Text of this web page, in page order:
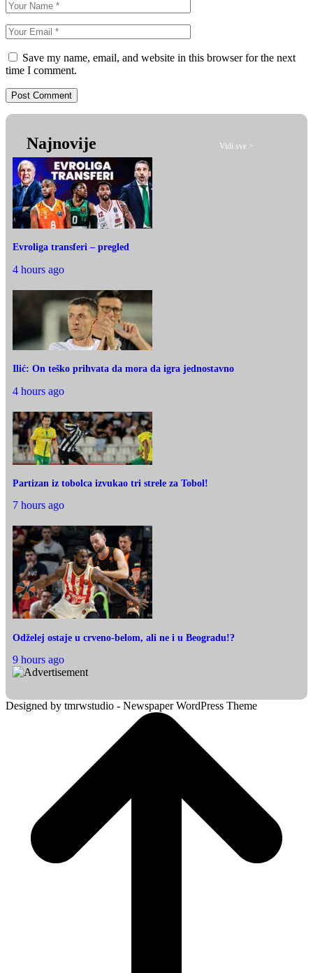
Save my name, email, and website in this browser for the next
time I comment.
Najnovije Vidi sve >
Evroliga transferi – pregled
4 hours ago
Ilić: On teško prihvata da mora da igra jednostavno
4 hours ago
Partizan iz tobolca izvukao tri strele za Tobol!
7 hours ago
Odželej ostaje u crveno-belom, ali ne i u Beogradu!?
9 hours ago
Designed by tmrwstudio - Newspaper WordPress Theme